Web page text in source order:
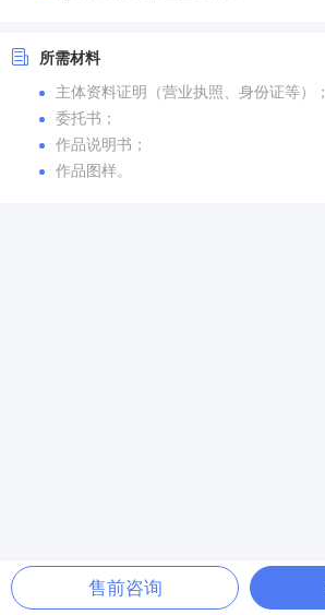
所需材料
主体资料证明（营业执照、身份证等）；
委托书；
作品说明书；
作品图样。
售前咨询